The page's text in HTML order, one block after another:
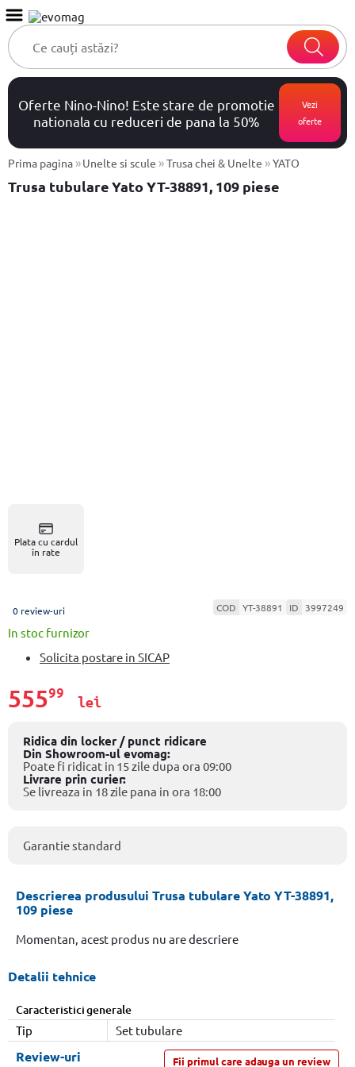
Oferte Nino-Nino! Este stare de promotie
nationala cu reduceri de pana la 50%
Vezi
oferte
Prima pagina »Unelte si scule »Trusa chei & Unelte »YATO
Trusa tubulare Yato YT-38891, 109 piese
Plata cu cardul
în rate
0 review-uri COD YT-38891 ID 3997249
In stoc furnizor
Solicita postare in SICAP
55599
lei
Ridica din locker / punct ridicare
Din Showroom-ul evomag:
Poate fi ridicat in 15 zile dupa ora 09:00
Livrare prin curier:
Se livreaza in 18 zile pana in ora 18:00
Garantie standard
Descrierea produsului Trusa tubulare Yato YT-38891,
109 piese
Momentan, acest produs nu are descriere
Detalii tehnice
Caracteristici generale
Tip
Set tubulare
Fii primul care adauga un review
Review-uri